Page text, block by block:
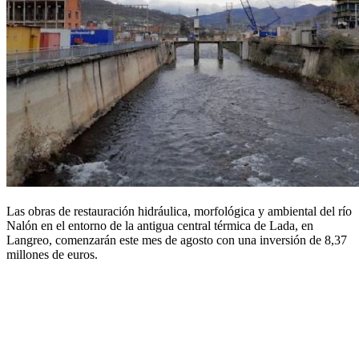
Las obras de restauración hidráulica, morfológica y ambiental del río
Nalón en el entorno de la antigua central térmica de Lada, en
Langreo, comenzarán este mes de agosto con una inversión de 8,37
millones de euros.